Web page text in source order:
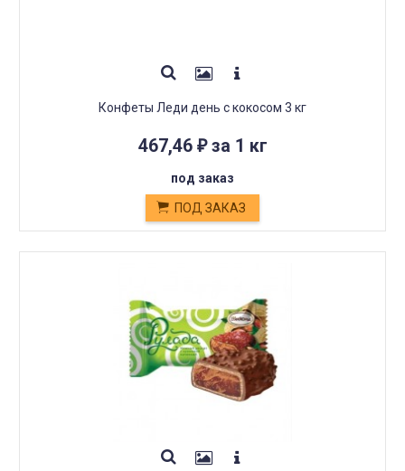
Конфеты Леди день с кокосом 3 кг
467,46 ₽за 1 кг
под заказ
ПОД ЗАКАЗ